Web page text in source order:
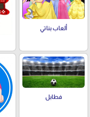
ألعاب بناتي
فطابل